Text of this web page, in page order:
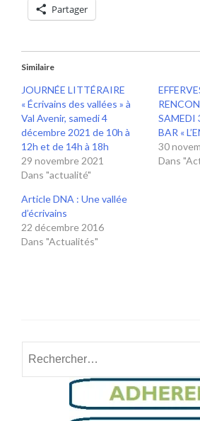
Partager
Similaire
JOURNÉE LITTÉRAIRE
« Écrivains des vallées » à
Val Avenir, samedi 4
décembre 2021 de 10h à
12h et de 14h à 18h
29 novembre 2021
Dans "actualité"
SAMEDI
BAR «
30
Dans
Article DNA : Une vallée
d’écrivains
22 décembre 2016
Dans "Actualités"